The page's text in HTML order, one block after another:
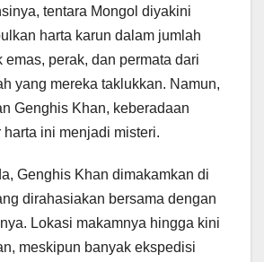
tentara Mongol diyakini
harta karun dalam jumlah
emas, perak, dan permata dari
yang mereka taklukkan. Namun,
Genghis Khan, keberadaan
ini menjadi misteri.
Genghis Khan dimakamkan di
dirahasiakan bersama dengan
Lokasi makamnya hingga kini
meskipun banyak ekspedisi